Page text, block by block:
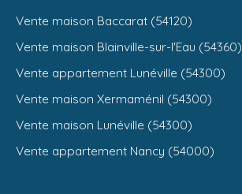
Vente maison Baccarat (54120)
Vente maison Blainville-sur-l'Eau (54360)
Vente appartement Lunéville (54300)
Vente maison Xermaménil (54300)
Vente maison Lunéville (54300)
Vente appartement Nancy (54000)